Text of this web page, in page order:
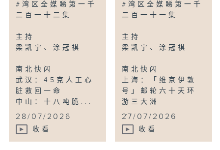
#湾区全媒睇第一千
二百一十二集
主持
梁凯宁、涂冠祺
南北快闪
武汉：45克人工心
脏救回一命
中山：十八吨脆...
28/07/2026
收看
#湾区全媒睇第一千
二百一十一集
主持
梁凯宁、涂冠祺
南北快闪
上海：「维京伊敦
号」邮轮六十天环
游三大洲
...
27/07/2026
收看